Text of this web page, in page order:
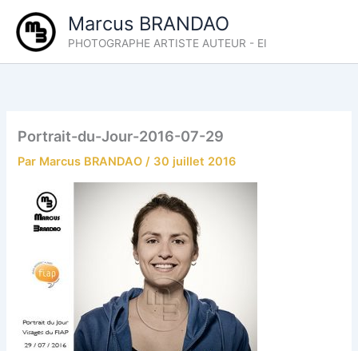
contenu
Marcus BRANDAO
PHOTOGRAPHE ARTISTE AUTEUR - EI
Portrait-du-Jour-2016-07-29
Par Marcus BRANDAO/ 30 juillet 2016